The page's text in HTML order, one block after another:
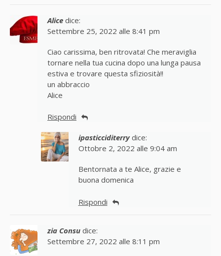
Alice dice:
Settembre 25, 2022 alle 8:41 pm
Ciao carissima, ben ritrovata! Che meraviglia
tornare nella tua cucina dopo una lunga pausa
estiva e trovare questa sfiziosità!!
un abbraccio
Alice
Rispondi
ipasticciditerry dice:
Ottobre 2, 2022 alle 9:04 am
Bentornata a te Alice, grazie e
buona domenica
Rispondi
zia Consu dice:
Settembre 27, 2022 alle 8:11 pm